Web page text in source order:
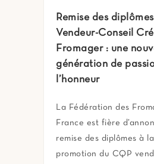
Remise des
Vendeur-Conseil
Fromager : une
génération de
l’honneur
La Fédération des
France est fière
remise des diplômes à
promotion du CQP